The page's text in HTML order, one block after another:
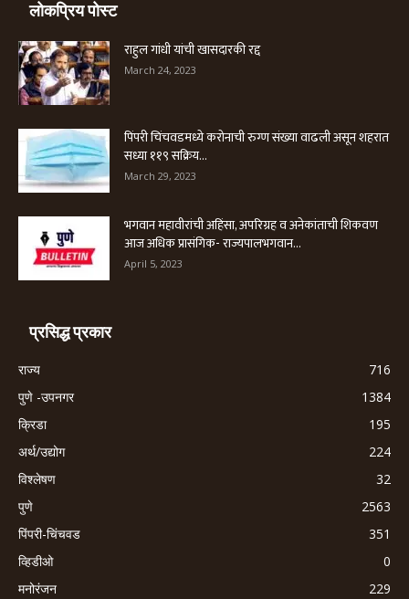
लोकप्रिय पोस्ट
राहुल गांधी यांची खासदारकी रद्द
March 24, 2023
पिंपरी चिंचवडमध्ये करोनाची रुग्ण संख्या वाढली असून शहरात
सध्या ११९ सक्रिय...
March 29, 2023
भगवान महावीरांची अहिंसा, अपरिग्रह व अनेकांताची शिकवण
आज अधिक प्रासंगिक- राज्यपालभगवान...
April 5, 2023
प्रसिद्ध प्रकार
राज्य
716
पुणे -उपनगर
1384
क्रिडा
195
अर्थ/उद्योग
224
विश्लेषण
32
पुणे
2563
पिंपरी-चिंचवड
351
व्हिडीओ
0
मनोरंजन
229